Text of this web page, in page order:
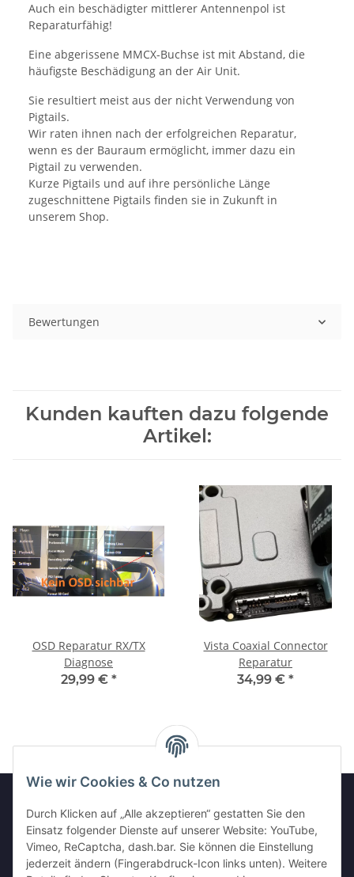
Wie wir Cookies & Co nutzen
Durch Klicken auf „Alle akzeptieren“ gestatten Sie den
Einsatz folgender Dienste auf unserer Website: YouTube,
Vimeo, ReCaptcha, dash.bar. Sie können die Einstellung
jederzeit ändern (Fingerabdruck-Icon links unten). Weitere
Auch ein beschädigter mittlerer Antennenpol ist
Reparaturfähig!
Eine abgerissene MMCX-Buchse ist mit Abstand, die
häufigste Beschädigung an der Air Unit.
Sie resultiert meist aus der nicht Verwendung von
Pigtails.
Wir raten ihnen nach der erfolgreichen Reparatur,
wenn es der Bauraum ermöglicht, immer dazu ein
Pigtail zu verwenden.
Kurze Pigtails und auf ihre persönliche Länge
zugeschnittene Pigtails finden sie in Zukunft in
unserem Shop.
Bewertungen
Kunden kauften dazu folgende
Artikel:
OSD Reparatur RX/TX
Diagnose
29,99 € *
Vista Coaxial Connector
Reparatur
34,99 € *
GESETZLICHE INFORMATIONEN